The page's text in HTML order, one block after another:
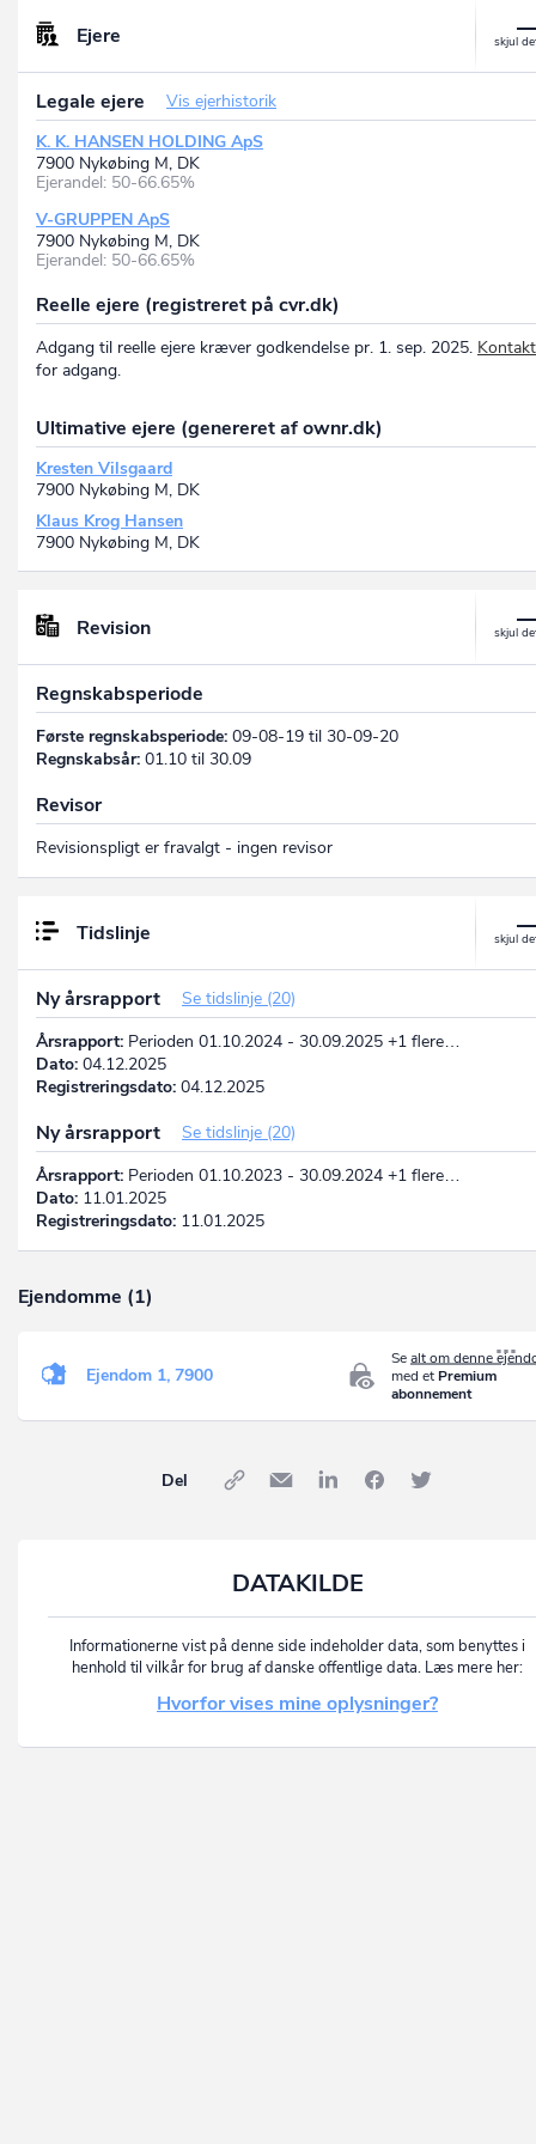
Ejere
Legale ejere
Vis ejerhistorik
K. K. HANSEN HOLDING ApS
7900 Nykøbing M, DK
Ejerandel: 50-66.65%
V-GRUPPEN ApS
7900 Nykøbing M, DK
Ejerandel: 50-66.65%
Reelle ejere (registreret på cvr.dk)
Adgang til reelle ejere kræver godkendelse pr. 1. sep. 2025.
for adgang.
Ultimative ejere (genereret af ownr.dk)
Kresten Vilsgaard
7900 Nykøbing M, DK
Klaus Krog Hansen
7900 Nykøbing M, DK
Revision
Regnskabsperiode
Første regnskabsperiode: 09-08-19 til 30-09-20
Regnskabsår: 01.10 til 30.09
Revisor
Revisionspligt er fravalgt - ingen revisor
Tidslinje
Ny årsrapport
Se tidslinje (20)
Årsrapport: Perioden 01.10.2024 - 30.09.2025 +1 flere…
Dato: 04.12.2025
Registreringsdato: 04.12.2025
Ny årsrapport
Se tidslinje (20)
Årsrapport: Perioden 01.10.2023 - 30.09.2024 +1 flere…
Dato: 11.01.2025
Registreringsdato: 11.01.2025
Ejendomme (1)
Sealt om denne
med et Premium
abonnement
Ejendom 1, 7900
Del
DATAKILDE
Informationerne vist på denne side indeholder data, som benyttes i
henhold til vilkår for brug af danske offentlige data. Læs mere her:
Hvorfor vises mine oplysninger?